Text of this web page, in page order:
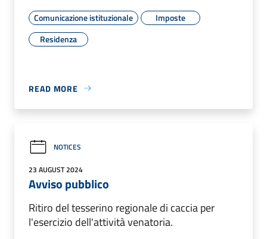
Comunicazione istituzionale
Imposte
Residenza
READ MORE
NOTICES
23 AUGUST 2024
Avviso pubblico
Ritiro del tesserino regionale di caccia per
l'esercizio dell'attività venatoria.